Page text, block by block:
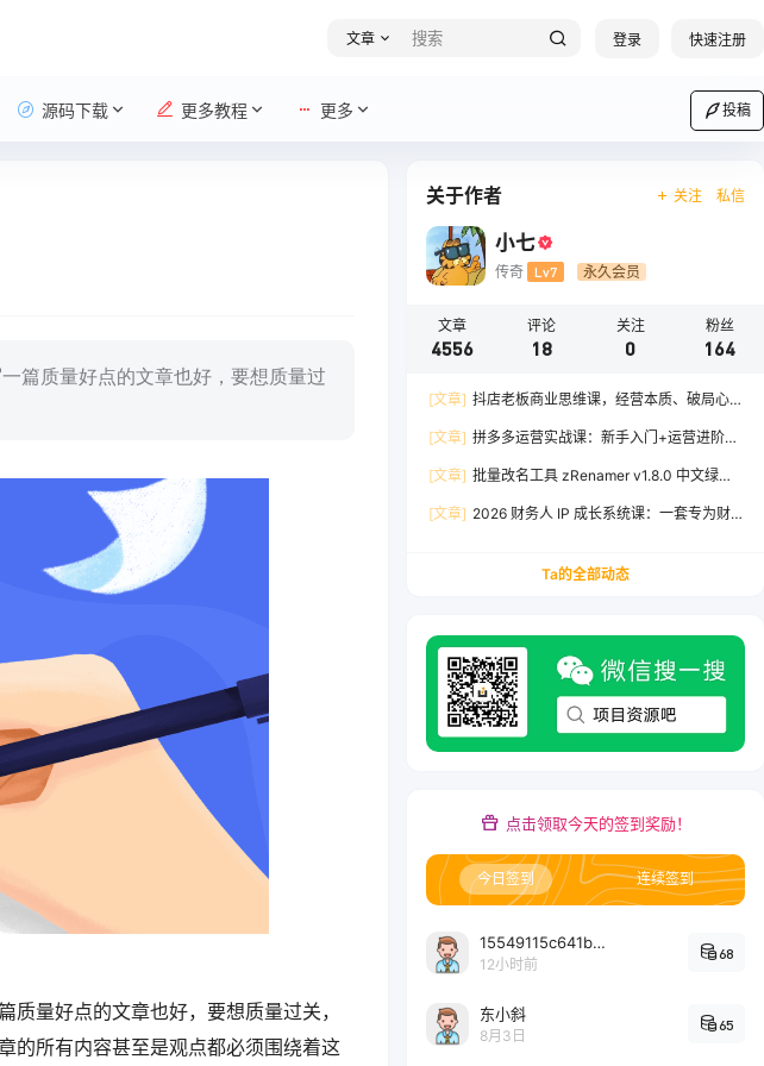
文章 登录 快速注册
源码下载 更多教程 更多 投稿
篇质量好点的文章也好，要想质量过
量好点的文章也好，要想质量过关，
的所有内容甚至是观点都必须围绕着这
关于作者 关注 私信
小七
传奇 Lv7 永久会员
文章
4556
评论
18
关注
0
粉丝
164
[文章] 抖店老板商业思维课，经营本质、破局心
增
[文章] 拼多多运营实战课：新手入门+运营进阶、
出百单
[文章] 批量改名工具 zRenamer v1.8.0 中文绿色
[文章] 2026 财务人 IP 成长系统课：一套专为财
Ta的全部动态
点击领取今天的签到奖励！
今日签到 连续签到
15549115c641bc6524e64d1d800349ec7396
12小时前
68
东小斜
8月3日
65